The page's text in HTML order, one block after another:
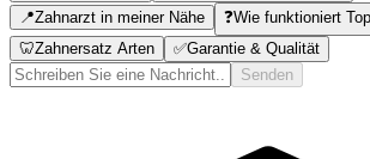
📍Zahnarzt in meiner Nähe ❓Wie funktioniert
🦷Zahnersatz Arten ✅Garantie & Qualität
Senden